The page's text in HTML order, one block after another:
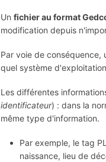
Un fichier au format
modification depuis
Par voie de
quel système
Les différentes
identificateur) : dans la
même type d'information.
Par exemple, le tag
naissance, lieu de